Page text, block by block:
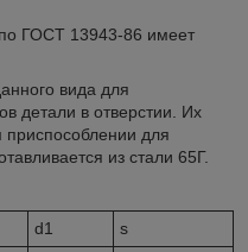
ГОСТ 13943-86 имеет
вида для
детали в отверстии. Их
приспособлении для
из стали 65Г.
d1
s